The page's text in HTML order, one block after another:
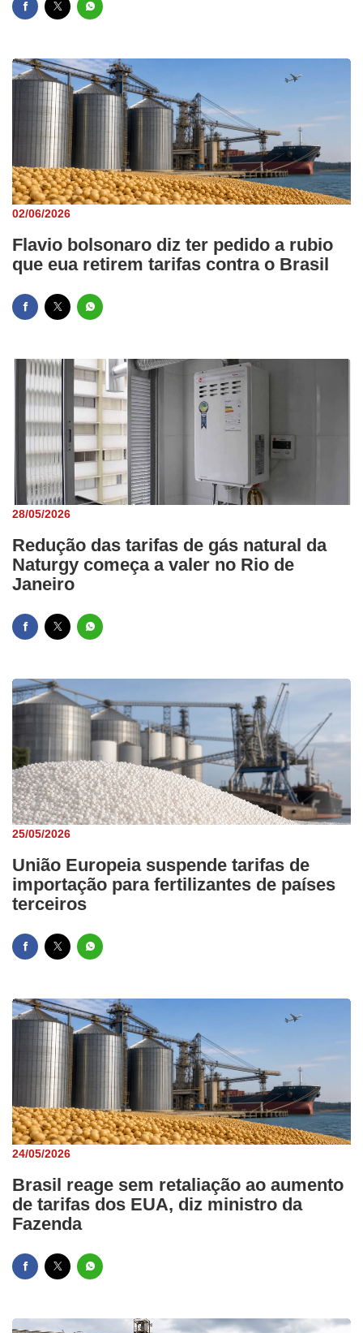
02/06/2026
Flavio bolsonaro diz ter pedido a rubio
que eua retirem tarifas contra o Brasil
28/05/2026
Redução das tarifas de gás natural da
Naturgy começa a valer no Rio de
Janeiro
25/05/2026
União Europeia suspende tarifas de
importação para fertilizantes de países
terceiros
24/05/2026
Brasil reage sem retaliação ao aumento
de tarifas dos EUA, diz ministro da
Fazenda